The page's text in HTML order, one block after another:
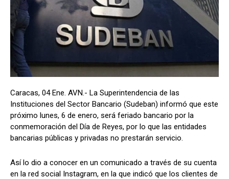
Caracas, 04 Ene. AVN.- La Superintendencia de las
Instituciones del Sector Bancario (Sudeban) informó que este
próximo lunes, 6 de enero, será feriado bancario por la
conmemoración del Día de Reyes, por lo que las entidades
bancarias públicas y privadas no prestarán servicio.
Así lo dio a conocer en un comunicado a través de su cuenta
en la red social Instagram, en la que indicó que los clientes de